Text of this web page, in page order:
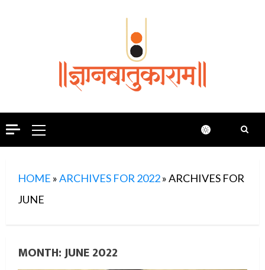
Primary
Menu
HOME »ARCHIVES FOR 2022»ARCHIVES FOR
JUNE
MONTH:JUNE 2022